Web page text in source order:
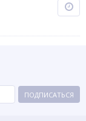
ПОДПИСАТЬСЯ